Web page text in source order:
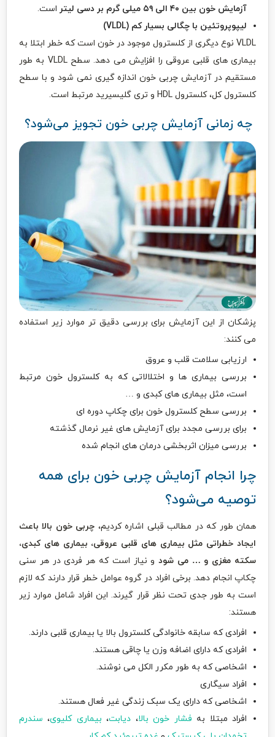
آزمایش خون بین ۴۰ الی ۵۹ میلی گرم بر دسی لیتر
است.
لیپوپروتئین با چگالی بسیار کم (VLDL
)
VLDL نوع دیگری از کلسترول موجود در خون است که خطر ابتلا به
بیماری های قلبی عروقی را افزایش می دهد. سطح VLDL به طور
مستقیم در آزمایش چربی خون اندازه گیری نمی شود و با سطح
کلسترول کل، کلسترول HDL و تری گلیسیرید مرتبط است.
چه زمانی آزمایش چربی خون تجویز می‌شود؟
پزشکان از این آزمایش برای بررسی دقیق تر موارد زیر استفاده
می کنند:
ارزیابی سلامت قلب و عروق
بررسی بیماری ها و اختلالاتی که به کلسترول خون مرتبط
است، مثل بیماری های کبدی و …
بررسی سطح کلسترول خون برای چکاپ دوره ای
برای بررسی مجدد برای آزمایش های غیر نرمال گذشته
بررسی میزان اثربخشی درمان های انجام شده
چرا انجام آزمایش چربی خون برای همه
توصیه می‌شود؟
همان طور که در مطالب قبلی اشاره کردیم، چربی خون بالا باعث
ایجاد خطراتی مثل بیماری های قلبی عروقی، بیماری های کبدی،
سکته مغزی و … می شودو نیاز است که هر فردی در هر سنی
چکاپ انجام دهد. برخی افراد در گروه عوامل خطر قرار دارند که لازم
است به طور جدی تحت نظر قرار گیرند. این افراد شامل موارد زیر
هستند:
افرادی که سابقه خانوادگی کلسترول بالا یا بیماری قلبی دارند.
افرادی که دارای اضافه وزن یا چاقی هستند.
اشخاصی که به طور مکرر الکل می نوشند.
افراد سیگاری
اشخاصی که دارای یک سبک زندگی غیر فعال هستند.
افراد مبتلا به فشار خون بالا، دیابت، بیماری کلیوی، سندرم